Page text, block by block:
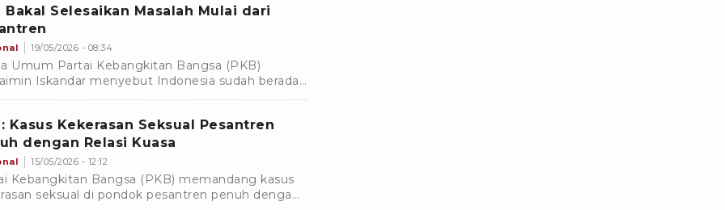
Bakal Selesaikan Masalah Mulai dari
19/05/2026 - 08:34
Umum Partai Kebangkitan Bangsa (PKB)
Iskandar menyebut Indonesia sudah berada
level darurat kekerasan.
Kasus Kekerasan Seksual Pesantren
dengan Relasi Kuasa
15/05/2026 - 12:12
Kebangkitan Bangsa (PKB) memandang kasus
seksual di pondok pesantren penuh dengan